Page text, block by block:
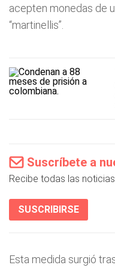
acepten monedas de
“martinellis”.
Suscríbete a
Recibe todas las
SUSCRIBIRSE
Esta medida surgió